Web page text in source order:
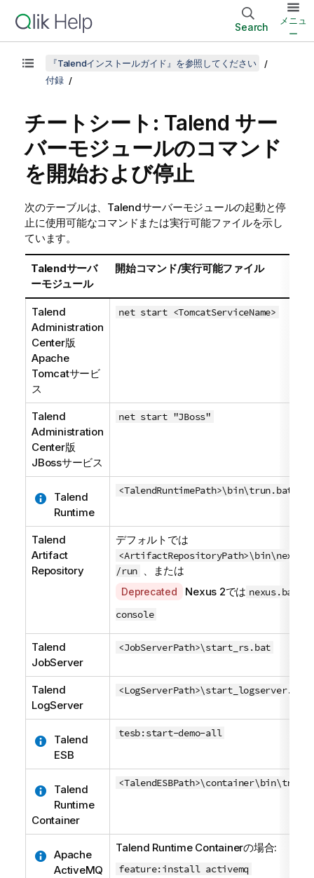
Search
メニュ
ー
『Talendインストールガイド』を参照してください
付録
チートシート: Talend サー
バーモジュールのコマンド
を開始および停止
次のテーブルは、 Talendサーバーモジュールの起動と停
止に使用可能なコマンドまたは実行可能ファイルを示し
ています。
Talendサーバ
ーモジュール
開始コマンド/実行可能ファイル
Talend
Administration
Center版
Apache
Tomcatサービ
ス
net start <TomcatServiceName>
Talend
Administration
Center版
JBossサービス
net start "JBoss"
Talend
Runtime
<TalendRuntimePath>\bin\trun.bat
Talend
Artifact
Repository
デフォルトでは
/run 、または
A
a
i
e
Deprecated Nexus 2では nexus.bat
console
Talend
JobServer
<JobServerPath>\start_rs.bat
Talend
LogServer
<LogServerPath>\start_logserver.bat
Talend
ESB
tesb:start-demo-all
Talend
Runtime
Container
Apache
ActiveMQ
Talend Runtime Containerの場合:
feature:install activemq